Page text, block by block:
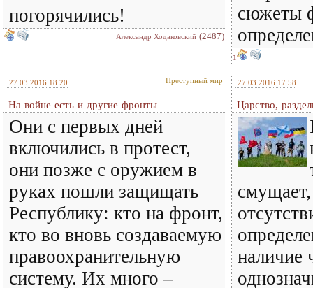
погорячились!
Александр Ходаковский (2487)
сюжеты
1
27.03.2016 18:20 Преступный мир
На войне есть и другие фронты
Они с первых дней
включились в протест,
они позже с оружием в
руках пошли защищать
Республику: кто на фронт,
кто во вновь создаваемую
правоохранительную
систему. Их много –
27.03.2016 17:58
Царство,
наличие